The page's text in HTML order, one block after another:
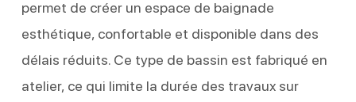
permet de créer un espace de baignade
esthétique, confortable et disponible dans des
délais réduits. Ce type de bassin est fabriqué en
atelier, ce qui limite la durée des travaux sur